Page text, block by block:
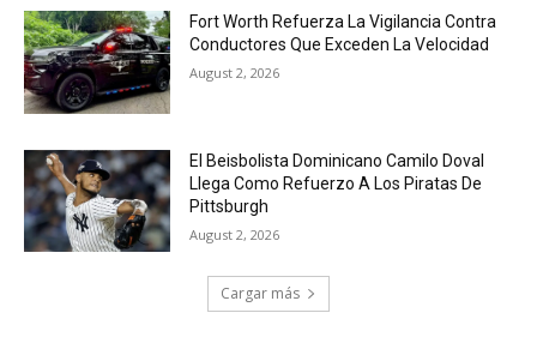
Fort Worth Refuerza La Vigilancia Contra
Conductores Que Exceden La Velocidad
August 2, 2026
El Beisbolista Dominicano Camilo Doval
Llega Como Refuerzo A Los Piratas De
Pittsburgh
August 2, 2026
Cargar más